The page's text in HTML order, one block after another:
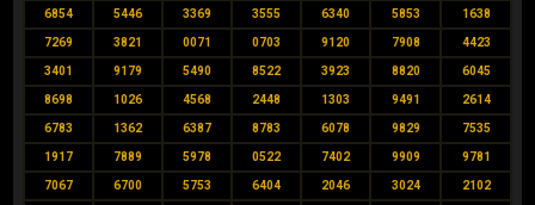
6854 5446 3369 3555 6340 5853 1638
7269 3821 0071 0703 9120 7908 4423
3401 9179 5490 8522 3923 8820 6045
8698 1026 4568 2448 1303 9491 2614
6783 1362 6387 8783 6078 9829 7535
1917 7889 5978 0522 7402 9909 9781
7067 6700 5753 6404 2046 3024 2102